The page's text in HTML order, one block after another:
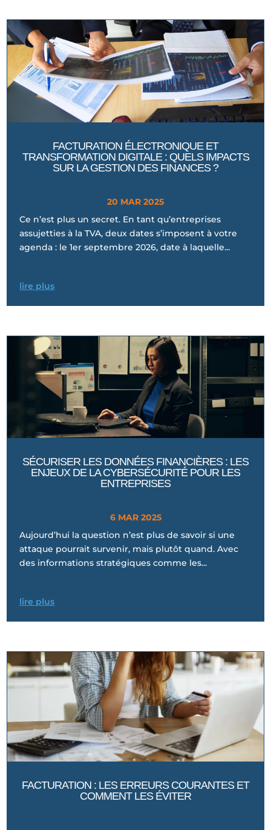
FACTURATION ÉLECTRONIQUE ET
TRANSFORMATION DIGITALE : QUELS IMPACTS
SUR LA GESTION DES FINANCES ?
20 MAR 2025
Ce n’est plus un secret. En tant qu’entreprises
assujetties à la TVA, deux dates s’imposent à votre
agenda : le 1er septembre 2026, date à laquelle...
lire plus
SÉCURISER LES DONNÉES FINANCIÈRES : LES
ENJEUX DE LA CYBERSÉCURITÉ POUR LES
ENTREPRISES
6 MAR 2025
Aujourd’hui la question n’est plus de savoir si une
attaque pourrait survenir, mais plutôt quand. Avec
des informations stratégiques comme les...
lire plus
FACTURATION : LES ERREURS COURANTES ET
COMMENT LES ÉVITER